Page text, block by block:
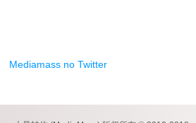
Mediamass no Twitter